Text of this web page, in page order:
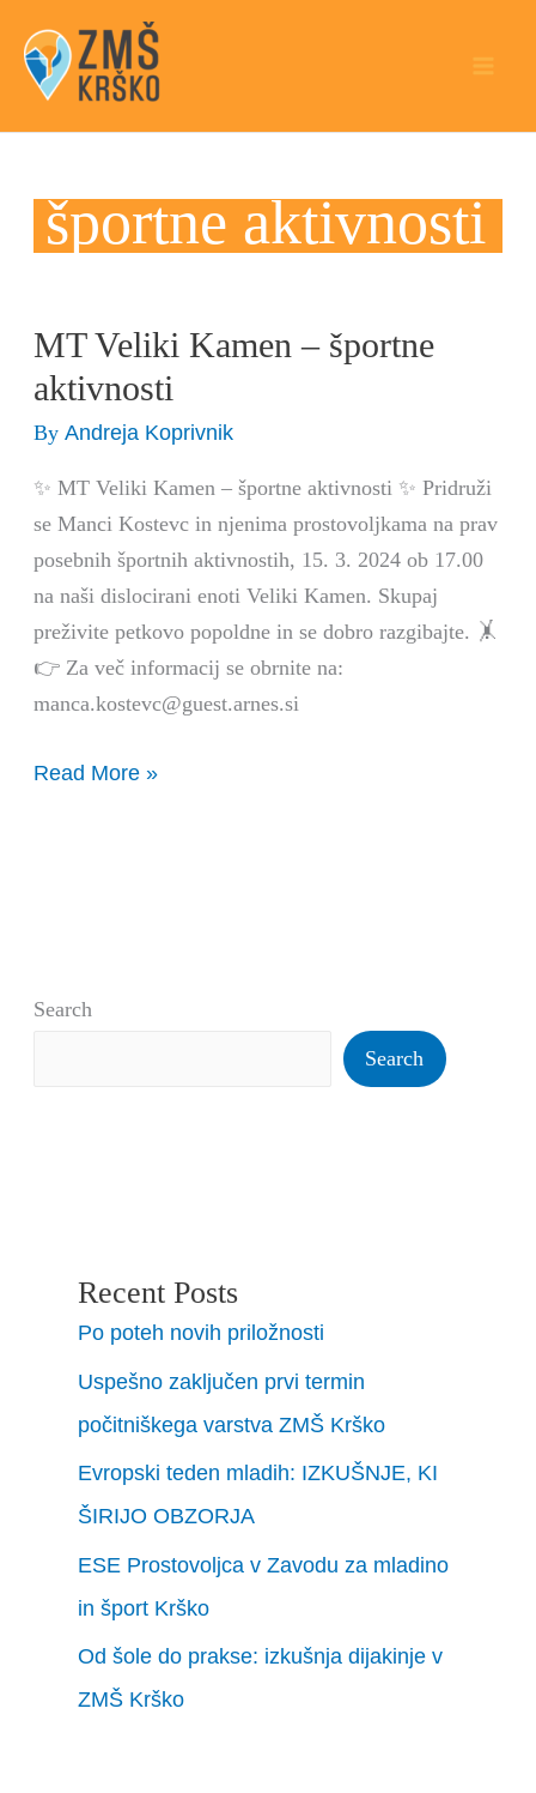
content
športne aktivnosti
MT Veliki Kamen – športne
aktivnosti
ByAndreja Koprivnik
✨ MT Veliki Kamen – športne aktivnosti ✨ Pridruži
se Manci Kostevc in njenima prostovoljkama na prav
posebnih športnih aktivnostih, 15. 3. 2024 ob 17.00
na naši dislocirani enoti Veliki Kamen. Skupaj
preživite petkovo popoldne in se dobro razgibajte. 🤸
👉 Za več informacij se obrnite na:
manca.kostevc@guest.arnes.si
MT
Veliki
–
športne
aktivnosti
Read More »
Search
Search
Recent Posts
Po poteh novih priložnosti
Uspešno zaključen prvi termin
počitniškega varstva ZMŠ Krško
Evropski teden mladih: IZKUŠNJE, KI
ŠIRIJO OBZORJA
ESE Prostovoljca v Zavodu za mladino
in šport Krško
Od šole do prakse: izkušnja dijakinje v
ZMŠ Krško